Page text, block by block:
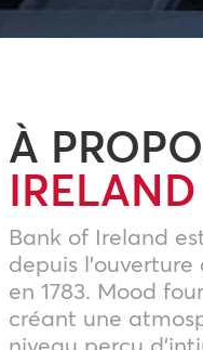
À
IRELAND
Bank of Ireland
depuis
en 1783. Mood
créant une